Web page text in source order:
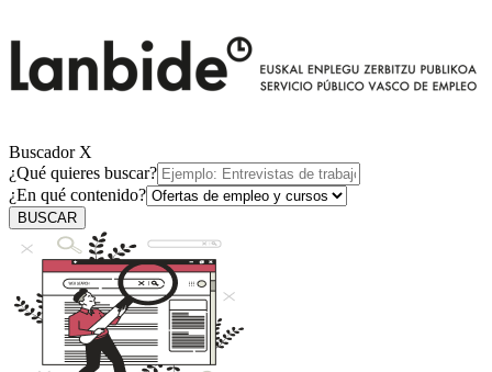
Buscador X
¿Qué quieres buscar?
¿En qué contenido?
BUSCAR